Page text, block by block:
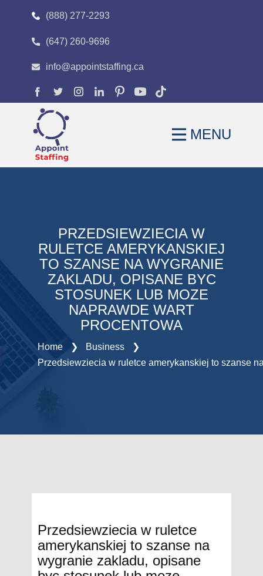
(888) 277-2293
(647) 260-9696
info@appointstaffing.ca
MENU
HOME
OUR EXPERTISE
CAREERS
FAQS
PRZEDSIEWZIECIA W
RULETCE AMERYKANSKIEJ
TO SZANSE NA WYGRANIE
ZAKLADU, OPISANE BYC
STOSUNEK LUB MOZE
NAPRAWDE WART
PROCENTOWA
Home ❯ Business
❯
Przedsiewziecia w ruletce amerykanskiej to szanse
Przedsiewziecia w ruletce
amerykanskiej to szanse na
wygranie zakladu, opisane